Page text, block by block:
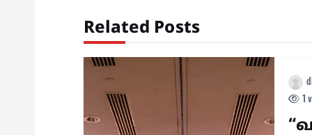
Related Posts
1